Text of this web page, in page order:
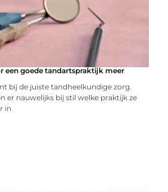
een goede tandartspraktijk meer
bij de juiste tandheelkundige zorg.
er nauwelijks bij stil welke praktijk ze
in